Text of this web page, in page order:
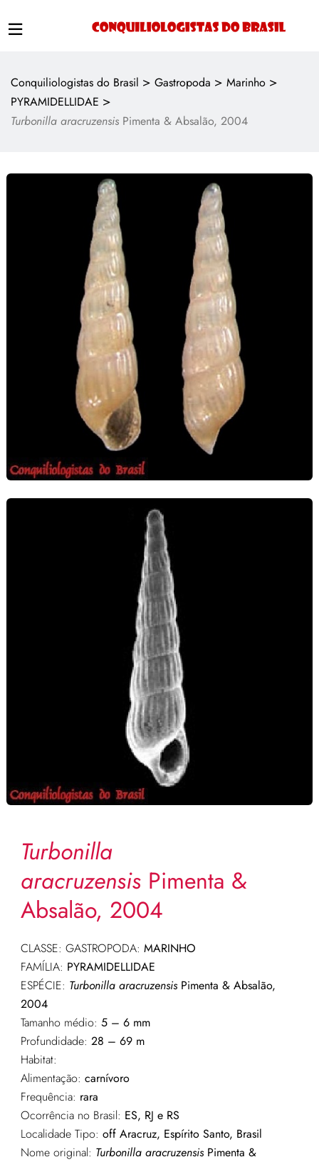
Conquiliologistas do Brasil > Gastropoda > Marinho >
PYRAMIDELLIDAE >
Turbonilla aracruzensis Pimenta & Absalão, 2004
Turbonilla
aracruzensisPimenta &
Absalão, 2004
CLASSE: GASTROPODA: MARINHO
FAMÍLIA: PYRAMIDELLIDAE
ESPÉCIE: Turbonilla aracruzensisPimenta & Absalão,
2004
Tamanho médio: 5 – 6 mm
Profundidade: 28 – 69 m
Habitat:
Alimentação: carnívoro
Frequência: rara
Ocorrência no Brasil: ES, RJ e RS
Localidade Tipo: off Aracruz, Espírito Santo, Brasil
Nome original: Turbonilla aracruzensisPimenta &